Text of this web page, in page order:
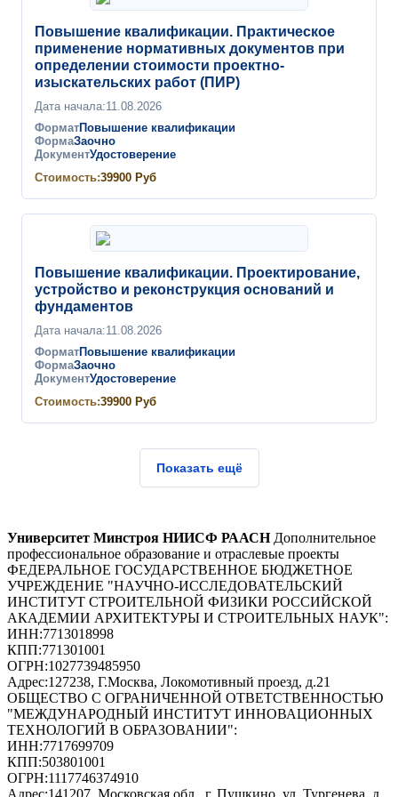
Повышение квалификации. Практическое
применение нормативных документов при
определении стоимости проектно-
изыскательских работ (ПИР)
Дата начала:11.08.2026
ФорматПовышение квалификации
ФормаЗаочно
ДокументУдостоверение
Стоимость:39900 Руб
Повышение квалификации. Проектирование,
устройство и реконструкция оснований и
фундаментов
Дата начала:11.08.2026
ФорматПовышение квалификации
ФормаЗаочно
ДокументУдостоверение
Стоимость:39900 Руб
Показать ещё
Университет Минстроя НИИСФ РААСН Дополнительное
профессиональное образование и отраслевые проекты
ФЕДЕРАЛЬНОЕ ГОСУДАРСТВЕННОЕ БЮДЖЕТНОЕ
УЧРЕЖДЕНИЕ "НАУЧНО-ИССЛЕДОВАТЕЛЬСКИЙ
ИНСТИТУТ СТРОИТЕЛЬНОЙ ФИЗИКИ РОССИЙСКОЙ
АКАДЕМИИ АРХИТЕКТУРЫ И СТРОИТЕЛЬНЫХ НАУК":
ИНН:7713018998
КПП:771301001
ОГРН:1027739485950
Адрес:127238, Г.Москва, Локомотивный проезд, д.21
ОБЩЕСТВО С ОГРАНИЧЕННОЙ ОТВЕТСТВЕННОСТЬЮ
"МЕЖДУНАРОДНЫЙ ИНСТИТУТ ИННОВАЦИОННЫХ
ТЕХНОЛОГИЙ В ОБРАЗОВАНИИ":
ИНН:7717699709
КПП:503801001
ОГРН:1117746374910
Адрес:141207, Московская обл., г. Пушкино, ул. Тургенева, д.